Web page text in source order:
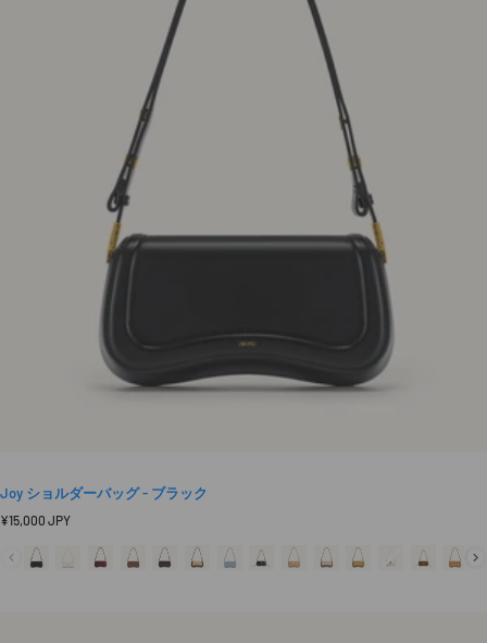
Joy ショルダーバッグ - ブラック
¥15,000 JPY